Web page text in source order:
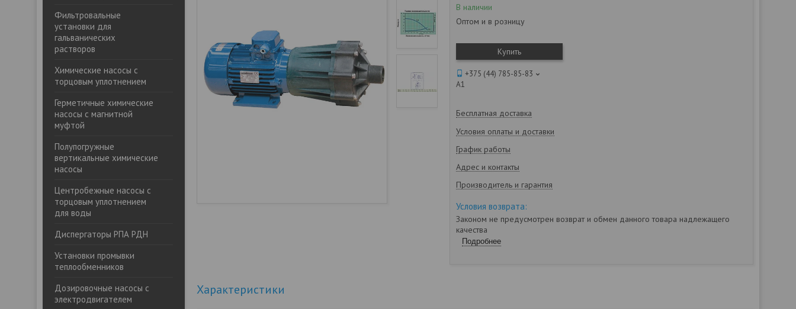
Фильтровальные
установки для
гальванических
растворов
Химические насосы с
торцовым уплотнением
Герметичные химические
насосы с магнитной
муфтой
Полупогружные
вертикальные химические
насосы
Центробежные насосы с
торцовым уплотнением
для воды
Диспергаторы РПА РДН
Установки промывки
теплообменников
Дозировочные насосы с
электродвигателем
В наличии
Оптом и в розницу
Купить
+375 (44) 785-85-83
А1
Бесплатная доставка
Условия оплаты и доставки
График работы
Адрес и контакты
Производитель и гарантия
Законом не предусмотрен возврат и обмен данного товара надлежащего
качества
Подробнее
Характеристики